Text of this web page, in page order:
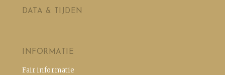
DATA & TIJDEN
INFORMATIE
Fair informatie